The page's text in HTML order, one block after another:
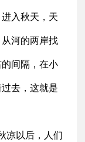
入秋天，天
河的两岸找
间隔，在小
去，这就是
凉以后，人们